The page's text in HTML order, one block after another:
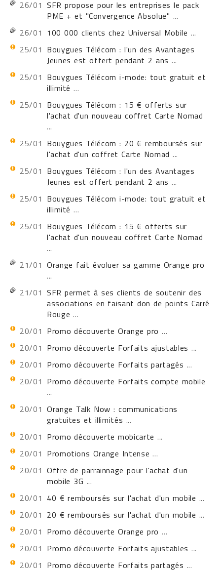
26/01 SFR propose pour les entreprises le pack
PME + et "Convergence Absolue" ...
26/01 100 000 clients chez Universal Mobile ...
25/01 Bouygues Télécom : l'un des Avantages
Jeunes est offert pendant 2 ans ...
25/01 Bouygues Télécom i-mode: tout gratuit et
illimité ...
25/01 Bouygues Télécom : 15 € offerts sur
l'achat d'un nouveau coffret Carte Nomad
...
25/01 Bouygues Télécom : 20 € remboursés sur
l'achat d'un coffret Carte Nomad ...
25/01 Bouygues Télécom : l'un des Avantages
Jeunes est offert pendant 2 ans ...
25/01 Bouygues Télécom i-mode: tout gratuit et
illimité ...
25/01 Bouygues Télécom : 15 € offerts sur
l'achat d'un nouveau coffret Carte Nomad
...
21/01 Orange fait évoluer sa gamme Orange pro
...
21/01 SFR permet à ses clients de soutenir des
associations en faisant don de points Carré
Rouge ...
20/01 Promo découverte Orange pro ...
20/01 Promo découverte Forfaits ajustables ...
20/01 Promo découverte Forfaits partagés ...
20/01 Promo découverte Forfaits compte mobile
...
20/01 Orange Talk Now : communications
gratuites et illimités ...
20/01 Promo découverte mobicarte ...
20/01 Promotions Orange Intense ...
20/01 Offre de parrainnage pour l'achat d'un
mobile 3G ...
20/01 40 € remboursés sur l'achat d'un mobile ...
20/01 20 € remboursés sur l'achat d'un mobile ...
20/01 Promo découverte Orange pro ...
20/01 Promo découverte Forfaits ajustables ...
20/01 Promo découverte Forfaits partagés ...